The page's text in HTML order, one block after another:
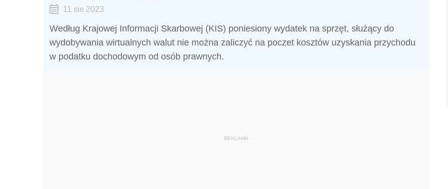
11 sie 2023
Według Krajowej Informacji Skarbowej (KIS) poniesiony wydatek na sprzęt, służący do
wydobywania wirtualnych walut nie można zaliczyć na poczet kosztów uzyskania przychodu
w podatku dochodowym od osób prawnych.
REKLAMA